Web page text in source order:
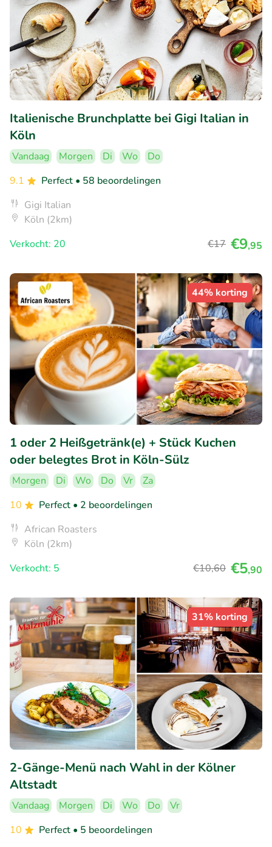
Italienische Brunchplatte bei Gigi Italian in
Köln
Vandaag Morgen Di Wo
Do
9.1
Perfect • 58 beoordelingen
Gigi Italian
Köln (2km)
Verkocht: 20
€17 €9,95
44% korting
1 oder 2 Heißgetränk(e) + Stück Kuchen
oder belegtes Brot in Köln-Sülz
Morgen Di Wo Do Vr
Za
10
Perfect • 2 beoordelingen
African Roasters
Köln (2km)
Verkocht: 5
€10,60 €5,90
31% korting
2-Gänge-Menü nach Wahl in der Kölner
Altstadt
Vandaag Morgen Di Wo Do
Vr
10
Perfect • 5 beoordelingen